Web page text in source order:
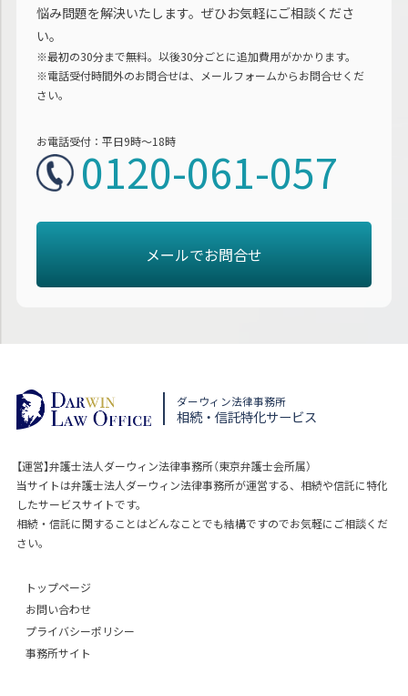
悩み問題を解決いたします。ぜひお気軽にご相談くださ
い。
※最初の30分まで無料。以後30分ごとに追加費用がかかります。
※電話受付時間外のお問合せは、メールフォームからお問合せくだ
さい。
お電話受付：平日9時～18時
0120-061-057
メールでお問合せ
ダーウィン法律事務所
相続・信託特化サービス
【運営】弁護士法人ダーウィン法律事務所（東京弁護士会所属）
当サイトは弁護士法人ダーウィン法律事務所が運営する、相続や信託に特化
したサービスサイトです。
相続・信託に関することはどんなことでも結構ですのでお気軽にご相談くだ
さい。
トップページ
お問い合わせ
プライバシーポリシー
事務所サイト